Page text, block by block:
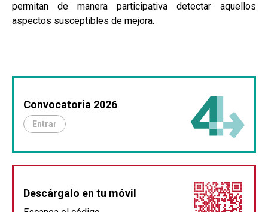
permitan de manera participativa detectar aquellos
aspectos susceptibles de mejora.
Convocatoria 2026
Entrar
Descárgalo en tu móvil